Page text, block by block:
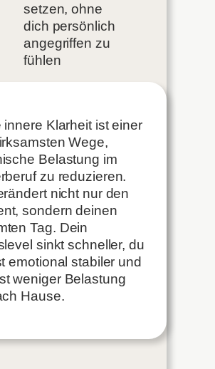
setzen, ohne
dich persönlich
angegriffen zu
fühlen
innere Klarheit ist einer
Wege,
Belastung im
zu reduzieren.
nicht nur den
sondern deinen
Tag. Dein
sinkt schneller, du
emotional stabiler und
weniger Belastung
Hause.